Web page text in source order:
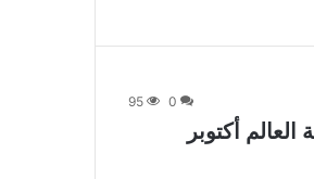
0
95
أكتوبر